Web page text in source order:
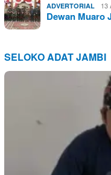
ADVERTORIAL 13
Dewan Muaro
SELOKO ADAT JAMBI